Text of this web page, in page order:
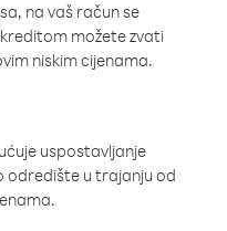
na vaš račun se
možete zvati
niskim cijenama.
uspostavljanje
odredište u trajanju od